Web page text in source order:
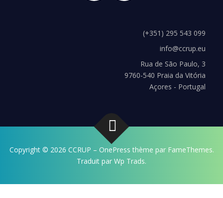
(+351) 295 543 099
info@ccrup.eu
Rua de São Paulo, 3
9760-540 Praia da Vitória
Açores - Portugal
Copyright © 2026 CCRUP – OnePress thème par FameThemes.
Traduit par Wp Trads.